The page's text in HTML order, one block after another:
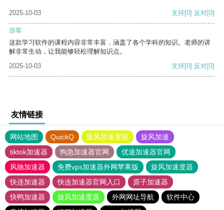
2025-10-03 支持[0] 反对[0]
游客
这款学习软件的课程内容非常丰富，涵盖了各个学科的知识。老师的讲
解非常生动，让我能够轻松理解知识点。
2025-10-03
支持[0] 反对[0]
友情链接
网站地图 QuickQ 旋风加速度器
旋风加速
tiktok加速器
狗急加速器官网
优途加速器官网
风驰加速器
免费vps加速器外网苹果版
旋风加速度器
快连加速器
快连加速器官网入口
原子加速器
快鸭加速器
旋风加速度器 外网网址导航
软件中心